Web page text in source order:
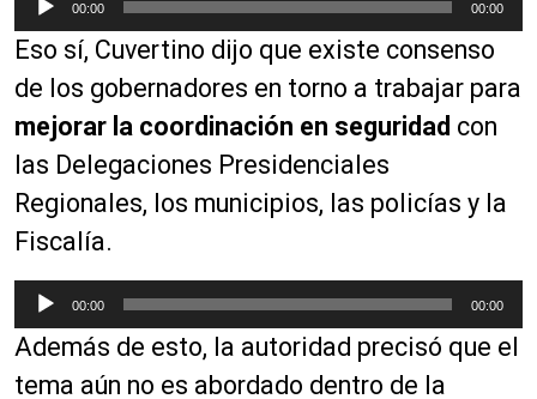
e
p
r
d
u
c
t
o
r
e
a
00:00 00:00
Eso sí, Cuvertino dijo que existe consenso
de los gobernadores en torno a trabajar para
mejorar la coordinación en seguridad con
las Delegaciones Presidenciales
Regionales, los municipios, las policías y la
Fiscalía.
e
p
r
00:00 00:00
Además de esto, la autoridad precisó que el
tema aún no es abordado dentro de la